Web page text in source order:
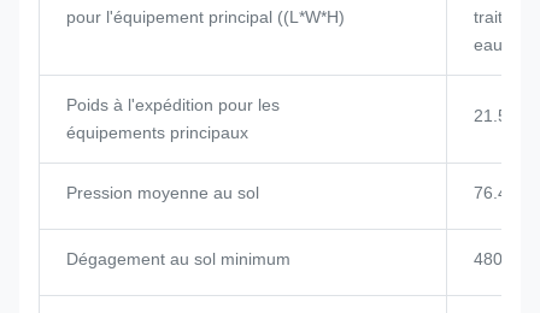
pour l'équipement principal ((L*W*H)
eaux
Poids à l'expédition pour les
équipements principaux
21.5t
Pression moyenne au sol 76.4
Dégagement au sol minimum 480 mm